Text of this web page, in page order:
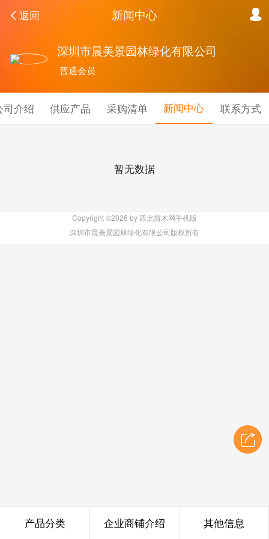
返回 新闻中心
深圳市晨美景园林绿化有限公司
普通会员
司介绍 供应产品 采购清单 新闻中心 联系方式
暂无数据
Copyright ©2026 by 西北苗木网手机版
深圳市晨美景园林绿化有限公司版权所有
产品分类 企业商铺介绍 其他信息